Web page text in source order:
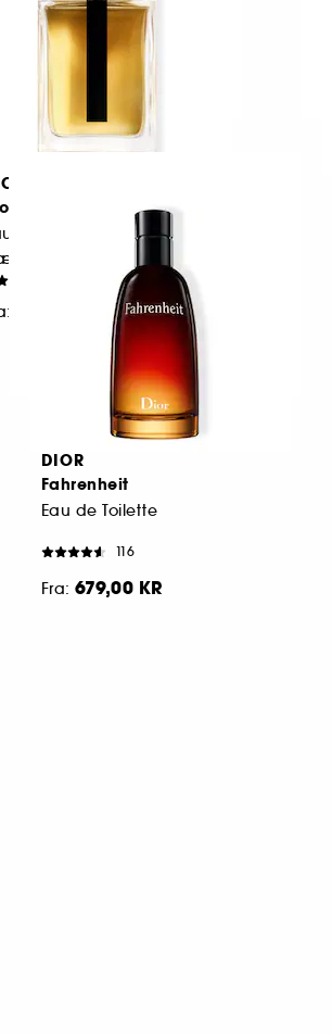
Homme
de toilette til mænd
DIOR
Fahrenheit
Eau de Toilette
116
Fra: 679,00 KR